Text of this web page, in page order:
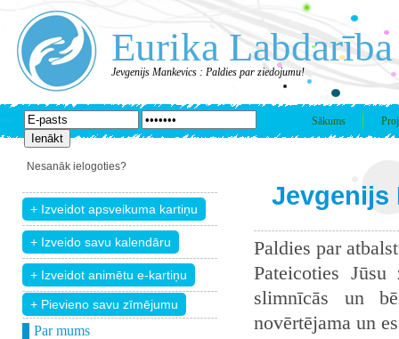
Eurika Labdarība
Jevgenijs Mankevics : Paldies par ziedojumu!
Sākums
Nesanāk ielogoties?
+ Pievieno savu zīmējumu
Par mums
Jevgenijs
Paldies par
Pateicoties
slimnīcās un
novērtējama un